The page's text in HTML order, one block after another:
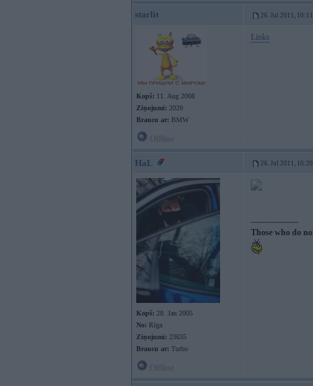
starlit 26. Jul 2011, 10:11
Kopš: 11. Aug 2008
Ziņojumi: 2020
Braucu ar: BMW
Links
HaL 26. Jul 2011, 10:20
Kopš: 28. Jan 2005
No: Rīga
Ziņojumi: 23635
Braucu ar: Turbo
-----------------
Those who do